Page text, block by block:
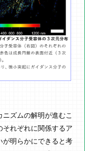
ズムの解明が進むこ
それぞれに関係するア
が明らかにできると考